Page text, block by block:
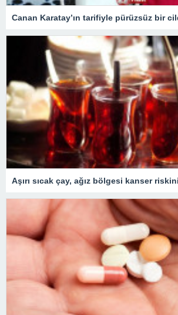
Aşırı sıcak çay, ağız bölgesi kanser